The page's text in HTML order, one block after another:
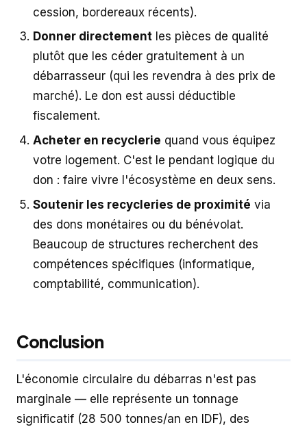
cession, bordereaux récents).
Donner directement les pièces de qualité
plutôt que les céder gratuitement à un
débarrasseur (qui les revendra à des prix de
marché). Le don est aussi déductible
fiscalement.
Acheter en recyclerie quand vous équipez
votre logement. C'est le pendant logique du
don : faire vivre l'écosystème en deux sens.
Soutenir les recycleries de proximité via
des dons monétaires ou du bénévolat.
Beaucoup de structures recherchent des
compétences spécifiques (informatique,
comptabilité, communication).
Conclusion
L'économie circulaire du débarras n'est pas
marginale — elle représente un tonnage
significatif (28 500 tonnes/an en IDF), des